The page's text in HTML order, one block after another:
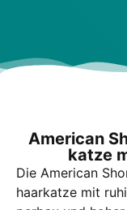
Ame­ri­can
kat­ze
Die Ame­ri­can
haar­kat­ze mit